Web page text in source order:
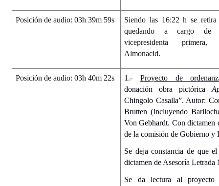
Posición de audio: 03h 39m 59s
Siendo las 16:22 h se
quedando a cargo de
vicepresidenta primera,
Almonacid.
Posición de audio: 03h 40m 22s 1.- Proyecto de
donación obra pictórica
Chingolo Casalla”. Autor:
Brutten (Incluyendo
Von Gebhardt. Con dictamen
de la comisión de Gobierno y
Se deja constancia de que
dictamen de Asesoría Letrada
Se da lectura al proyecto